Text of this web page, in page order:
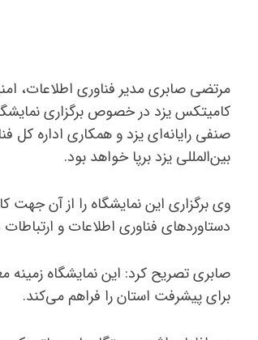
مرتضی صابری مدیر فناوری اطلاعات،
کامیتکس یزد در خصوص برگزاری
صنفی رایانه‌ای یزد و همکاری اداره کل
بین‌المللی یزد برپا خواهد بود.
وی برگزاری این نمایشگاه را از آن
دستاوردهای فناوری اطلاعات و
صابری تصریح کرد: این نمایشگاه زمینه
برای پیشرفت استان را فراهم می‌کند.